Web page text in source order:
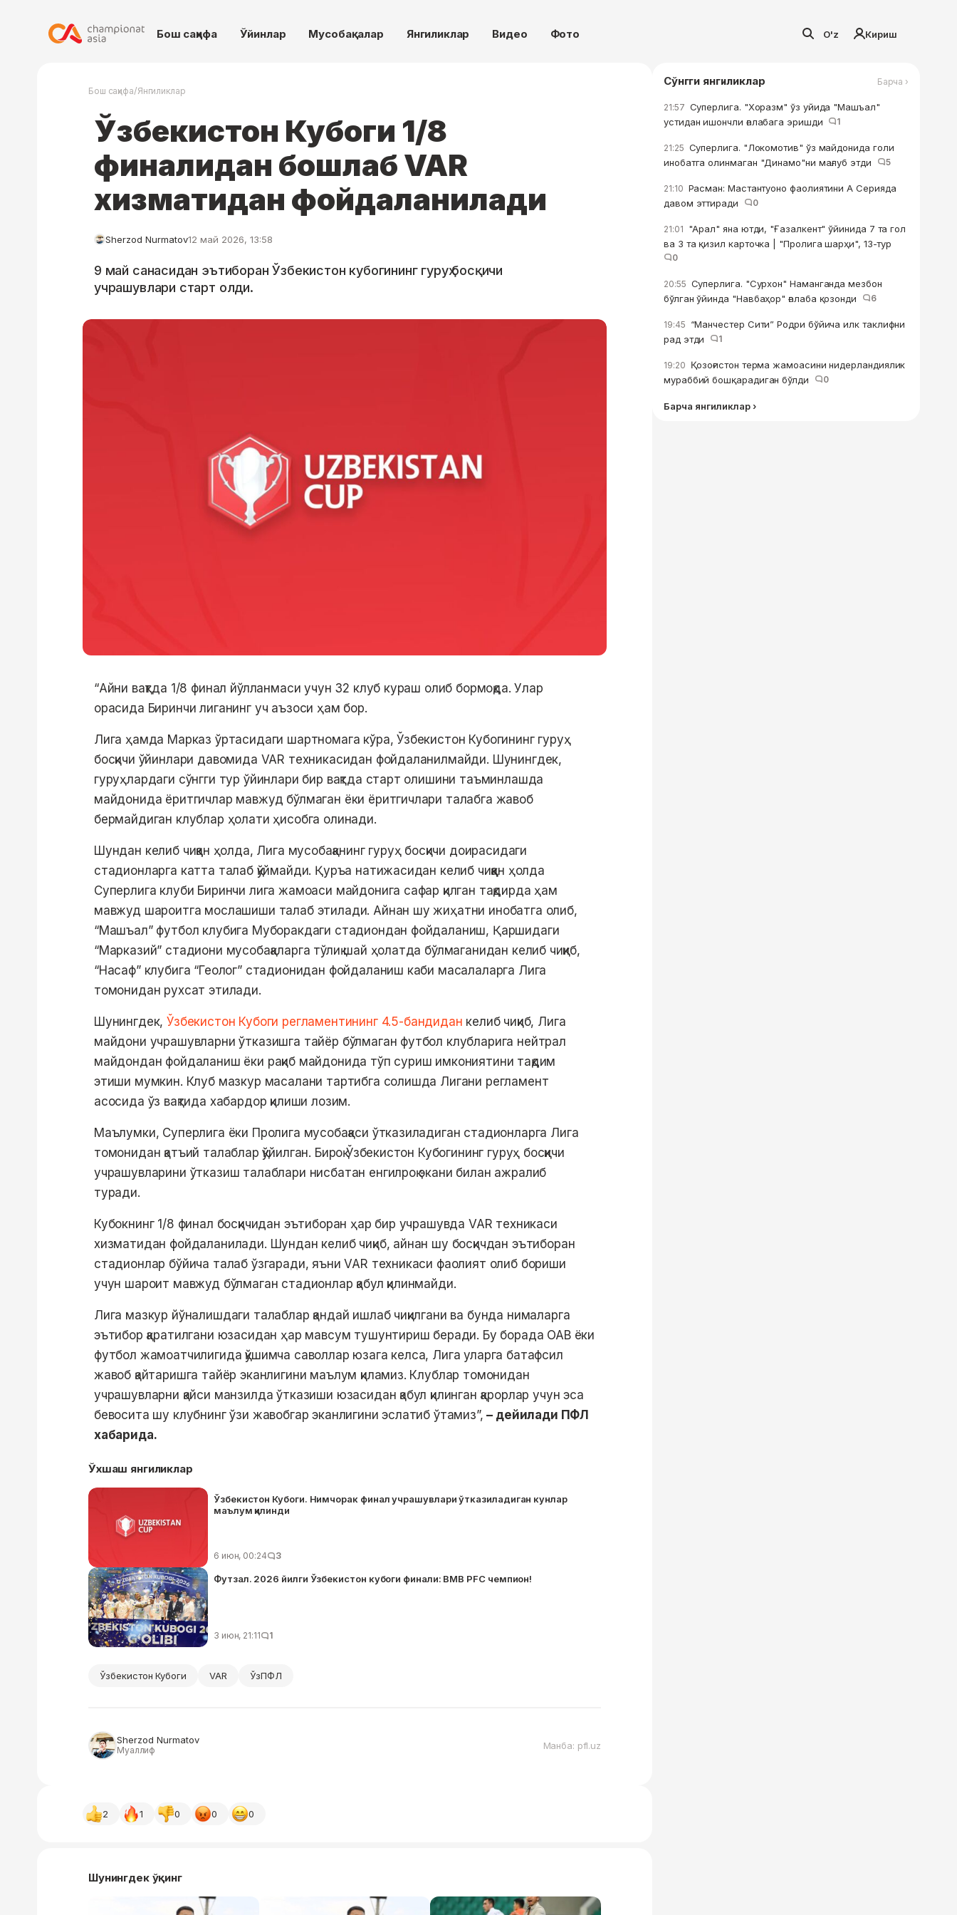
Бош саҳифа Ўйинлар Мусобақалар Янгиликлар Видео Фото O'z Кириш
Бош саҳифа/Янгиликлар
Ўзбекистон Кубоги 1/8
финалидан бошлаб VAR
хизматидан фойдаланилади
Sherzod Nurmatov12 май 2026, 13:58
9 май санасидан эътиборан Ўзбекистон кубогининг гуруҳ босқичи
учрашувлари старт олди.
“Айни вақтда 1/8 финал йўлланмаси учун 32 клуб кураш олиб бормоқда. Улар
орасида Биринчи лиганинг уч аъзоси ҳам бор.
Лига ҳамда Марказ ўртасидаги шартномага кўра, Ўзбекистон Кубогининг гуруҳ
босқичи ўйинлари давомида VAR техникасидан фойдаланилмайди. Шунингдек,
гуруҳлардаги сўнгги тур ўйинлари бир вақтда старт олишини таъминлашда
майдонида ёритгичлар мавжуд бўлмаган ёки ёритгичлари талабга жавоб
бермайдиган клублар ҳолати ҳисобга олинади.
Шундан келиб чиққан ҳолда, Лига мусобақанинг гуруҳ босқичи доирасидаги
стадионларга катта талаб қўймайди. Қуръа натижасидан келиб чиққан ҳолда
Суперлига клуби Биринчи лига жамоаси майдонига сафар қилган тақдирда ҳам
мавжуд шароитга мослашиши талаб этилади. Айнан шу жиҳатни инобатга олиб,
“Машъал” футбол клубига Муборакдаги стадиондан фойдаланиш, Қаршидаги
“Марказий” стадиони мусобақаларга тўлиқ шай ҳолатда бўлмаганидан келиб чиқиб,
“Насаф” клубига “Геолог” стадионидан фойдаланиш каби масалаларга Лига
томонидан рухсат этилади.
Шунингдек,Ўзбекистон Кубоги регламентининг 4.5-бандидан келиб чиқиб, Лига
майдони учрашувларни ўтказишга тайёр бўлмаган футбол клубларига нейтрал
майдондан фойдаланиш ёки рақиб майдонида тўп суриш имкониятини тақдим
этиши мумкин. Клуб мазкур масалани тартибга солишда Лигани регламент
асосида ўз вақтида хабардор қилиши лозим.
Маълумки, Суперлига ёки Пролига мусобақаси ўтказиладиган стадионларга Лига
томонидан қатъий талаблар қўйилган. Бироқ Ўзбекистон Кубогининг гуруҳ босқичи
учрашувларини ўтказиш талаблари нисбатан енгилроқ экани билан ажралиб
туради.
Кубокнинг 1/8 финал босқичидан эътиборан ҳар бир учрашувда VAR техникаси
хизматидан фойдаланилади. Шундан келиб чиқиб, айнан шу босқичдан эътиборан
стадионлар бўйича талаб ўзгаради, яъни VAR техникаси фаолият олиб бориши
учун шароит мавжуд бўлмаган стадионлар қабул қилинмайди.
Лига мазкур йўналишдаги талаблар қандай ишлаб чиқилгани ва бунда нималарга
эътибор қаратилгани юзасидан ҳар мавсум тушунтириш беради. Бу борада ОАВ ёки
футбол жамоатчилигида қўшимча саволлар юзага келса, Лига уларга батафсил
жавоб қайтаришга тайёр эканлигини маълум қиламиз. Клублар томонидан
учрашувларни қайси манзилда ўтказиши юзасидан қабул қилинган қарорлар учун эса
бевосита шу клубнинг ўзи жавобгар эканлигини эслатиб ўтамиз”,– дейилади ПФЛ
хабарида.
Ўхшаш янгиликлар
Ўзбекистон Кубоги. Нимчорак финал учрашувлари ўтказиладиган кунлар
маълум қилинди
6 июн, 00:24 3
Футзал. 2026 йилги Ўзбекистон кубоги финали: BMB PFC чемпион!
3 июн, 21:11 1
Ўзбекистон Кубоги VAR ЎзПФЛ
Sherzod Nurmatov
Муаллиф Манба: pfl.uz
2 1 0 0 0
Шунингдек ўқинг
Сўнгги янгиликлар Барча ›
21:57 Суперлига. "Хоразм" ўз уйида "Машъал"
устидан ишончли ғалабага эришди
1
21:25 Суперлига. "Локомотив" ўз майдонида голи
инобатга олинмаган "Динамо"ни мағлуб этди
5
21:10 Расман: Мастантуоно фаолиятини А Серияда
давом эттиради
0
21:01 "Арал" яна ютди, "Ғазалкент" ўйинида 7 та гол
ва 3 та қизил карточка | "Пролига шарҳи", 13-тур
0
20:55 Суперлига. "Сурхон" Наманганда мезбон
бўлган ўйинда "Навбаҳор" ғалаба қозонди
6
19:45 “Манчестер Сити” Родри бўйича илк таклифни
рад этди
1
19:20 Қозоғистон терма жамоасини нидерландиялик
мураббий бошқарадиган бўлди
0
Барча янгиликлар ›